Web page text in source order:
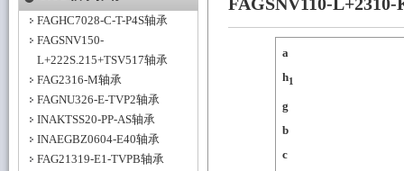
FAGHC7028-C-T-P4S轴承
FAGSNV150-
L+222S.215+TSV517轴承
FAG2316-M轴承
FAGNU326-E-TVP2轴承
INAKTSS20-PP-AS轴承
INAEGBZ0604-E40轴承
FAG21319-E1-TVPB轴承
FAGSNV110-
a
h1
g
b
c